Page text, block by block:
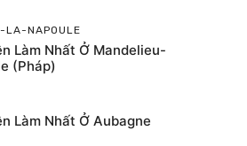
LA-NAPOULE
Làm Nhất Ở Mandelieu-
(Pháp)
Làm Nhất Ở Aubagne